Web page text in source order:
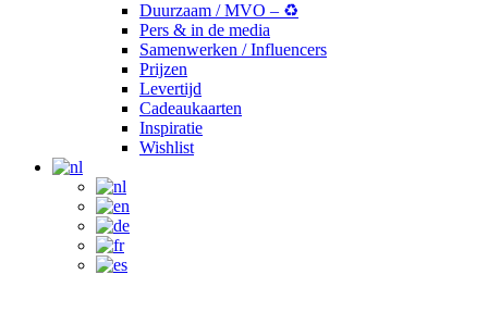
Duurzaam / MVO – ♻️
Pers & in de media
Samenwerken / Influencers
Prijzen
Levertijd
Cadeaukaarten
Inspiratie
Wishlist